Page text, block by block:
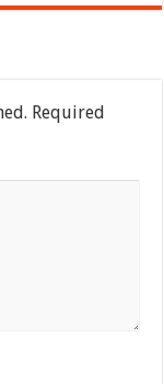
Required